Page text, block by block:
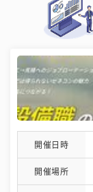
開催日時
開催場所